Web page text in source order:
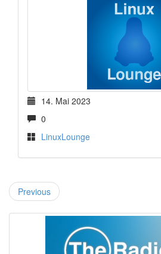
14. Mai 2023
0
LinuxLounge
Previous